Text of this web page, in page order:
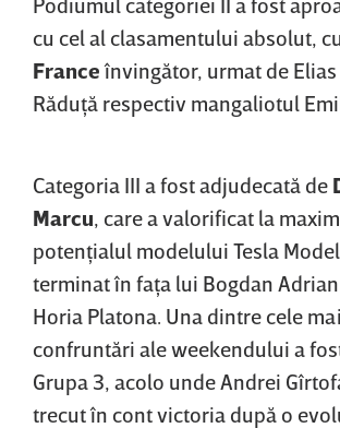
cu cel al clasamentului absolut, cu
Franceînvingător, urmat de Elias
Răduţă respectiv mangaliotul
Categoria III a fost adjudecată de
Marcu , care a valorificat la
potenţialul modelului Tesla
terminat în faţa lui Bogdan
Horia Platona. Una dintre cele
confruntări ale weekendului a
Grupa 3, acolo unde Andrei
trecut în cont victoria după o